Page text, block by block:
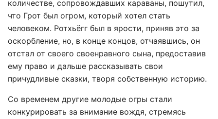
количестве, сопровождавших караваны, пошутил,
что Грот был огром, который хотел стать
человеком. Ротхьёгг был в ярости, приняв это за
оскорбление, но, в конце концов, отчаявшись, он
отстал от своего своенравного сына, предоставив
ему право и дальше рассказывать свои
причудливые сказки, творя собственную историю.
Со временем другие молодые огры стали
конкурировать за внимание вождя, стремясь